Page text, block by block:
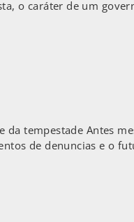
o caráter de um
tempestade Antes
de denuncias e o